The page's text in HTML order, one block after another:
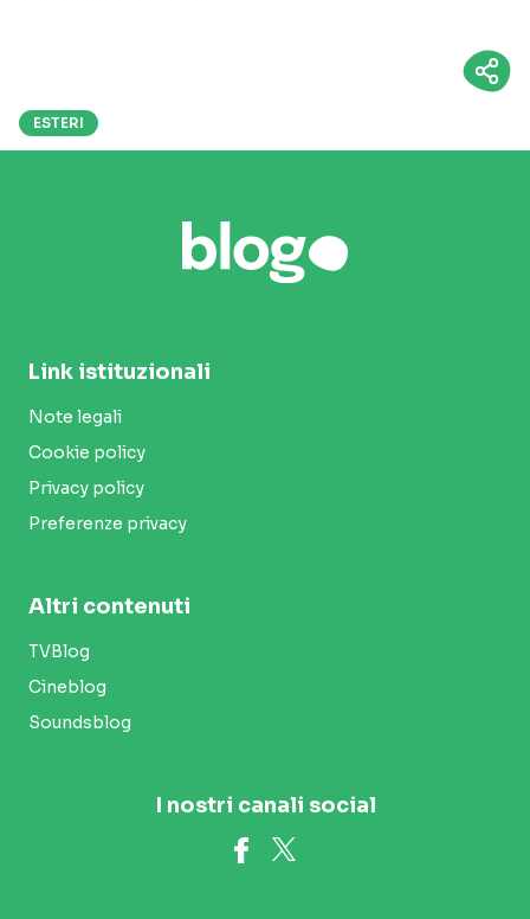
ESTERI
Link istituzionali
Note legali
Cookie policy
Privacy policy
Preferenze privacy
Altri contenuti
TVBlog
Cineblog
Soundsblog
I nostri canali social